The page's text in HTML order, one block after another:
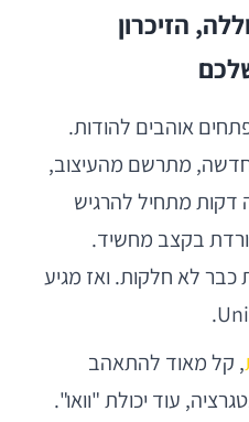
הזיכרון
אוהבים להודות.
מתרשם מהעיצוב,
דקות מתחיל להרגיש
בקצב מחשיד.
לא חלקות. ואז מגיע
, קל מאוד להתאהב
עוד יכולת "וואו".